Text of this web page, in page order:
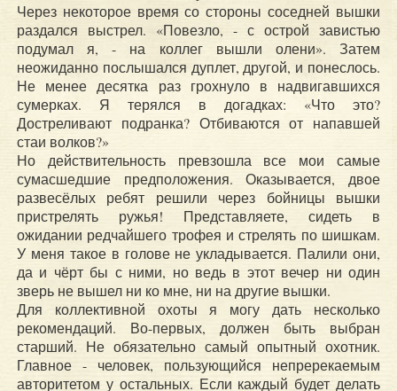
Через некоторое время со стороны соседней вышки
раздался выстрел. «Повезло, - с острой завистью
подумал я, - на коллег вышли олени». Затем
неожиданно послышался дуплет, другой, и понеслось.
Не менее десятка раз грохнуло в надвигавшихся
сумерках. Я терялся в догадках: «Что это?
Достреливают подранка? Отбиваются от напавшей
стаи волков?»
Но действительность превзошла все мои самые
сумасшедшие предположения. Оказывается, двое
развесёлых ребят решили через бойницы вышки
пристрелять ружья! Представляете, сидеть в
ожидании редчайшего трофея и стрелять по шишкам.
У меня такое в голове не укладывается. Палили они,
да и чёрт бы с ними, но ведь в этот вечер ни один
зверь не вышел ни ко мне, ни на другие вышки.
Для коллективной охоты я могу дать несколько
рекомендаций. Во-первых, должен быть выбран
старший. Не обязательно самый опытный охотник.
Главное - человек, пользующийся непререкаемым
авторитетом у остальных. Если каждый будет делать